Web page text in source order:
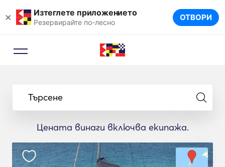
× Изтеглете приложението
Резервирайте по-лесно ОТВОРИ
Търсене
Цената винаги включва екипажа.